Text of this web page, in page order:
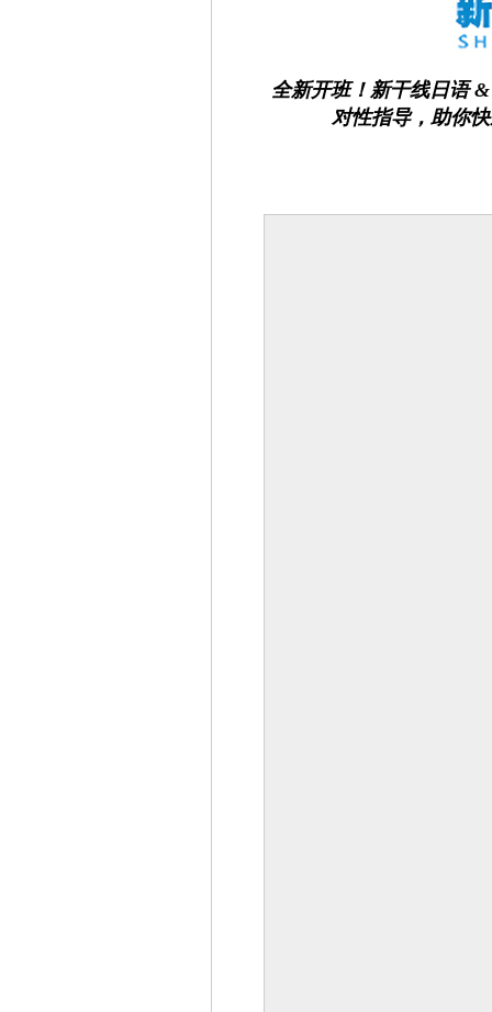
全新开班！新干线日语
对性指导，助你